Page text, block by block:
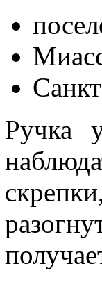
Ручка